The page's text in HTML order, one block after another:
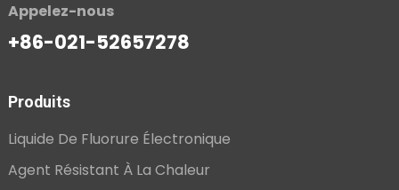
Appelez-nous
+86-021-52657278
Produits
Liquide De Fluorure Électronique
Agent Résistant À La Chaleur